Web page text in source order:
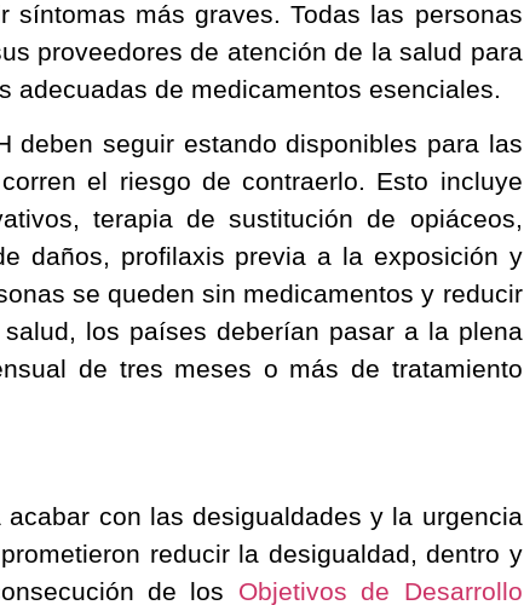
más graves. Todas las personas
proveedores de atención de la salud para
adecuadas de medicamentos esenciales.
deben seguir estando disponibles para las
el riesgo de contraerlo. Esto incluye
terapia de sustitución de opiáceos,
daños, profilaxis previa a la exposición y
se queden sin medicamentos y reducir
los países deberían pasar a la plena
de tres meses o más de tratamiento
con las desigualdades y la urgencia
reducir la desigualdad, dentro y
de los
Objetivos de Desarrollo